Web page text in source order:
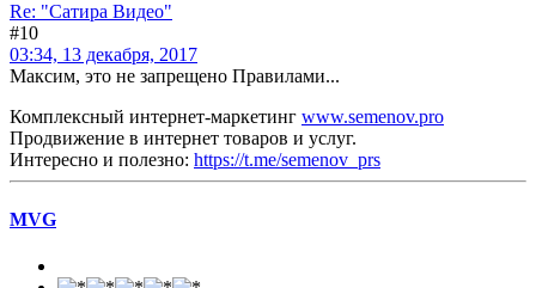
Re: "Сатира Видео"
#10
03:34, 13 декабря, 2017
Максим, это не запрещено Правилами...
Комплексный интернет-маркетинг www.semenov.pro
Продвижение в интернет товаров и услуг.
Интересно и полезно: https://t.me/semenov_prs
MVG